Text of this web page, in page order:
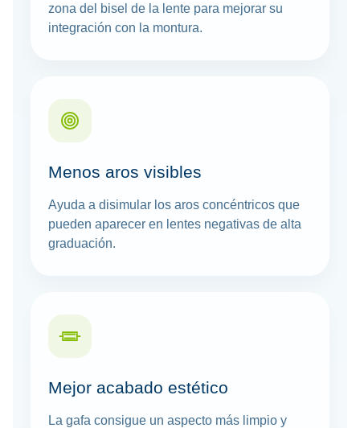
zona del bisel de la lente para mejorar su
integración con la montura.
Menos aros visibles
Ayuda a disimular los aros concéntricos que
pueden aparecer en lentes negativas de alta
graduación.
Mejor acabado estético
La gafa consigue un aspecto más limpio y